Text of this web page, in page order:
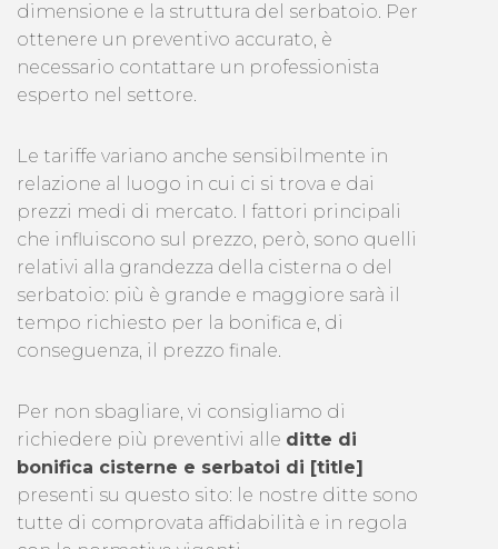
dimensione e la struttura del serbatoio. Per
ottenere un preventivo accurato, è
necessario contattare un professionista
esperto nel settore.
Le tariffe variano anche sensibilmente in
relazione al luogo in cui ci si trova e dai
prezzi medi di mercato. I fattori principali
che influiscono sul prezzo, però, sono quelli
relativi alla grandezza della cisterna o del
serbatoio: più è grande e maggiore sarà il
tempo richiesto per la bonifica e, di
conseguenza, il prezzo finale.
Per non sbagliare, vi consigliamo di
richiedere più preventivi alle ditte di
bonifica cisterne e serbatoi di [title]
presenti su questo sito: le nostre ditte sono
tutte di comprovata affidabilità e in regola